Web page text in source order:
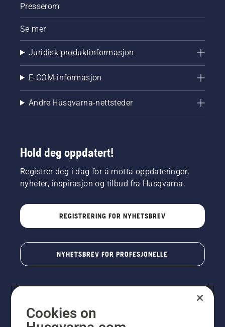
Presserom
Se mer
Juridisk produktinformasjon
E-COM-informasjon
Andre Husqvarna-nettsteder
Hold deg oppdatert!
Registrer deg i dag for å motta oppdateringer,
nyheter, inspirasjon og tilbud fra Husqvarna.
REGISTRERING FOR NYHETSBREV
NYHETSBREV FOR PROFESJONELLE
Cookies on